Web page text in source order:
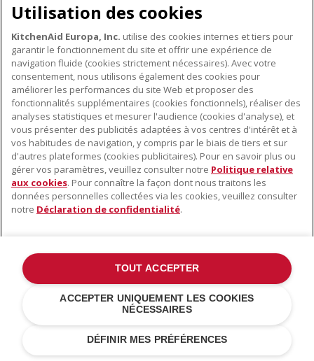
Utilisation des cookies
KitchenAid Europa, Inc. utilise des cookies internes et tiers pour
garantir le fonctionnement du site et offrir une expérience de
navigation fluide (cookies strictement nécessaires). Avec votre
consentement, nous utilisons également des cookies pour
améliorer les performances du site Web et proposer des
fonctionnalités supplémentaires (cookies fonctionnels), réaliser des
analyses statistiques et mesurer l'audience (cookies d'analyse), et
vous présenter des publicités adaptées à vos centres d'intérêt et à
vos habitudes de navigation, y compris par le biais de tiers et sur
d'autres plateformes (cookies publicitaires). Pour en savoir plus ou
gérer vos paramètres, veuillez consulter notre Politique relative
aux cookies. Pour connaître la façon dont nous traitons les
données personnelles collectées via les cookies, veuillez consulter
notre Déclaration de confidentialité.
DÉFINIR MES PRÉFÉRENCES
ACCEPTER UNIQUEMENT LES COOKIES
NÉCESSAIRES
TOUT ACCEPTER